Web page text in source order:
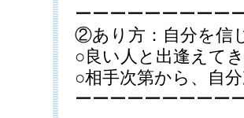
ーーーーーーーーー
②あり方：自分を信
○良い人と出逢えて
○相手次第から、自
ーーーーーーーーー